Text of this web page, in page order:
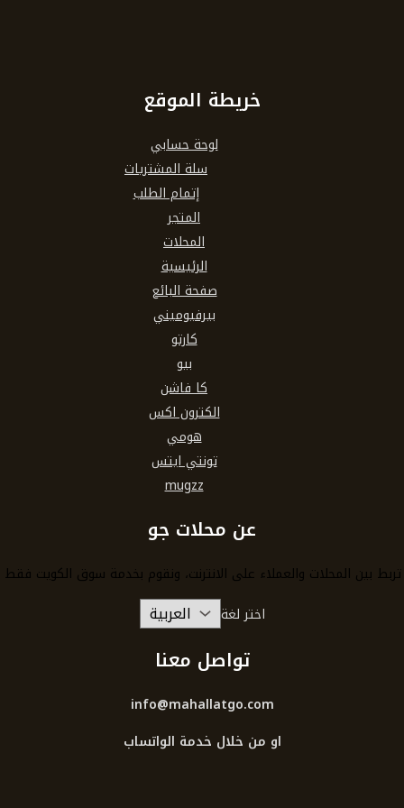
خريطة الموقع
لوحة حسابي
سلة المشتريات
إتمام الطلب
المتجر
المحلات
الرئيسية
صفحة البائع
بيرفيوميني
كارتو
بيو
كا فاشن
الكترون اكس
هومي
تونتي ايتس
mugzz
عن محلات جو
بين المحلات والعملاء على الانترنت، ونقوم بخدمة سوق الكويت
اختر لغة
تواصل معنا
info@mahallatgo.com
او من خلال خدمة الواتساب